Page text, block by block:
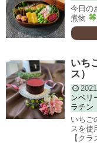
今日の
煮物
いち
ス）
ンベリ
ラチン
いちご
スを使
【クラ